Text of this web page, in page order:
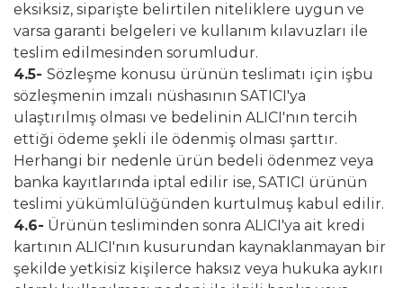
eksiksiz, siparişte belirtilen niteliklere uygun ve
varsa garanti belgeleri ve kullanım kılavuzları ile
teslim edilmesinden sorumludur.
4.5- Sözleşme konusu ürünün teslimatı için işbu
sözleşmenin imzalı nüshasının SATICI'ya
ulaştırılmış olması ve bedelinin ALICI'nın tercih
ettiği ödeme şekli ile ödenmiş olması şarttır.
Herhangi bir nedenle ürün bedeli ödenmez veya
banka kayıtlarında iptal edilir ise, SATICI ürünün
teslimi yükümlülüğünden kurtulmuş kabul edilir.
4.6- Ürünün tesliminden sonra ALICI'ya ait kredi
kartının ALICI'nın kusurundan kaynaklanmayan bir
şekilde yetkisiz kişilerce haksız veya hukuka aykırı